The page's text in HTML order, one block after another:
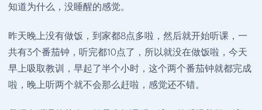
知道为什么，没睡醒的感觉。
昨天晚上没有做饭，到家都8点多啦，然后就开始听课，一
共有3个番茄钟，听完都10点了，所以就没在做饭啦，今天
早上吸取教训，早起了半个小时，这个两个番茄钟就都完成
啦，晚上听两个就不会那么赶啦，感觉还不错。